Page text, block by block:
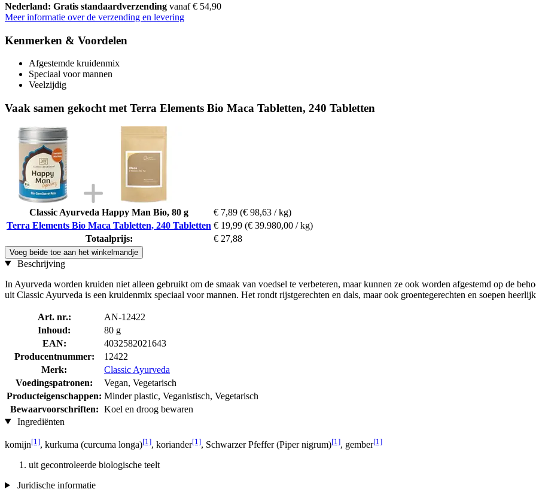
Nederland: Gratis standaardverzending vanaf € 54,90
Meer informatie over de verzending en levering
Kenmerken & Voordelen
Afgestemde kruidenmix
Speciaal voor mannen
Veelzijdig
Vaak samen gekocht met Terra Elements Bio Maca Tabletten, 240 Tabletten
Classic Ayurveda Happy Man Bio, 80 g € 7,89 (€ 98,63 / kg)
Terra Elements Bio Maca Tabletten, 240 Tabletten € 19,99 (€ 39.980,00 / kg)
Totaalprijs:
€ 27,88
Voeg beide toe aan het winkelmandje
Beschrijving
In Ayurveda worden kruiden niet alleen gebruikt om de smaak van voedsel te verbeteren, maar kunnen ze ook worden afgestemd op de
uit Classic Ayurveda is een kruidenmix speciaal voor mannen. Het rondt rijstgerechten en dals, maar ook groentegerechten en soepen
Art. nr.:
AN-12422
Inhoud:
80 g
EAN:
4032582021643
Producentnummer:
12422
Merk:
Classic Ayurveda
Voedingspatronen:
Vegan, Vegetarisch
Producteigenschappen: Minder plastic, Veganistisch, Vegetarisch
Bewaarvoorschriften: Koel en droog bewaren
Ingrediënten
komijn[1], kurkuma (curcuma longa)[1], koriander[1], Schwarzer Pfeffer (Piper nigrum)[1], gember[1]
uit gecontroleerde biologische teelt
Juridische informatie